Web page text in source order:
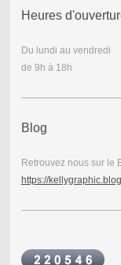
Heures
Du lundi au vendredi
de 9h à 18h
Blog
Retrouvez nous sur le
https://